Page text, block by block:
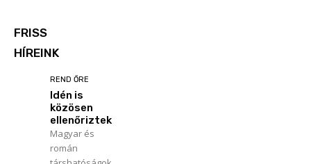
FRISS
HÍREINK
REND ŐRE
Idén is
közösen
ellenőriztek
Magyar és
román